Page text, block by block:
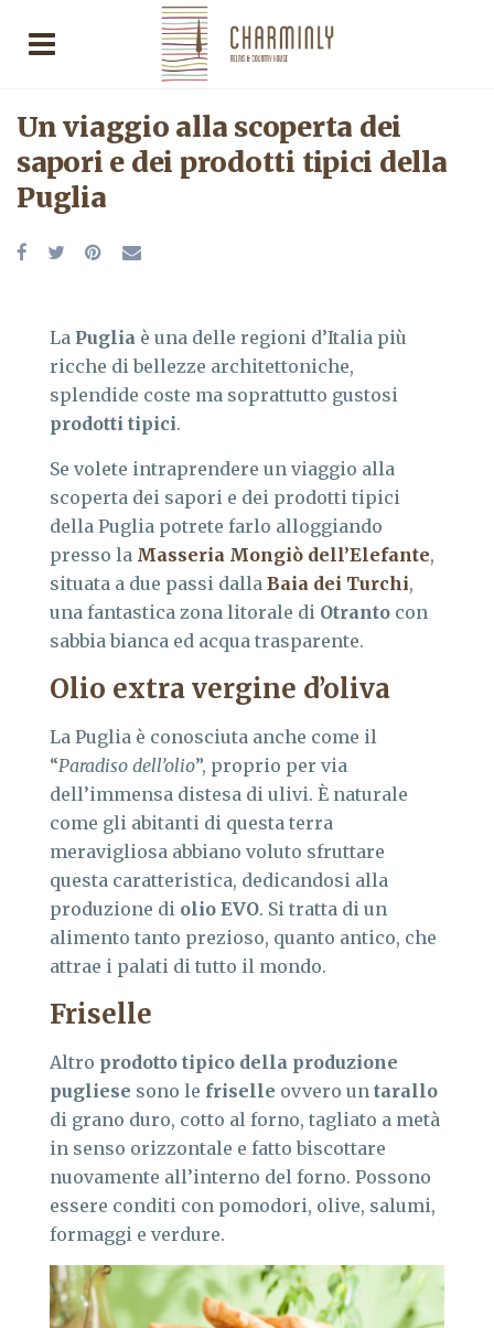
Un viaggio alla scoperta dei
sapori e dei prodotti tipici della
Puglia
La Puglia è una delle regioni d’Italia più
ricche di bellezze architettoniche,
splendide coste ma soprattutto gustosi
prodotti tipici.
Se volete intraprendere un viaggio alla
scoperta dei sapori e dei prodotti tipici
della Puglia potrete farlo alloggiando
presso la Masseria Mongiò dell’Elefante,
situata a due passi dalla Baia dei Turchi,
una fantastica zona litorale di Otranto con
sabbia bianca ed acqua trasparente.
Olio extra vergine d’oliva
La Puglia è conosciuta anche come il
“Paradiso dell’olio”, proprio per via
dell’immensa distesa di ulivi. È naturale
come gli abitanti di questa terra
meravigliosa abbiano voluto sfruttare
questa caratteristica, dedicandosi alla
produzione di olio EVO. Si tratta di un
alimento tanto prezioso, quanto antico, che
attrae i palati di tutto il mondo.
Friselle
Altro prodotto tipico della produzione
pugliese sono le friselle ovvero un tarallo
di grano duro, cotto al forno, tagliato a metà
in senso orizzontale e fatto biscottare
nuovamente all’interno del forno. Possono
essere conditi con pomodori, olive, salumi,
formaggi e verdure.